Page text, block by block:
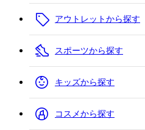
アウトレットから探す
スポーツから探す
キッズから探す
コスメから探す